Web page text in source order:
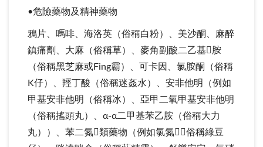
•危險藥物及精神藥物
鴉片、嗎啡、海洛英（俗稱白粉）、美沙酮、麻醉
鎮痛劑、大麻（俗稱草）、麥角副酸二乙基胺
（俗稱黑芝麻或Fing霸）、可卡因、氯胺酮（俗稱
K仔）、羥丁酸（俗稱迷姦水）、安非他明（例如
甲基安非他明（俗稱冰）、亞甲二氧甲基安非他明
（俗稱搖頭丸）、α-α二甲基苯乙胺（俗稱大力
丸））、苯二氮類藥物（例如氯氮（俗稱綠豆